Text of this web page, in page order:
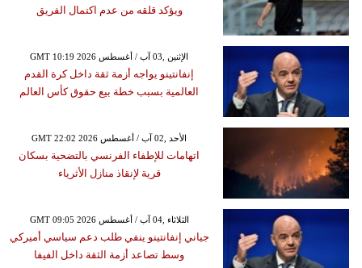
ويؤكد قلقه من عدم اكتمال الفريق
GMT 10:19 2026 الإثنين ,03 آب / أغسطس
إنفانتينو يواجه أزمة ثقة داخل كرة القدم
العالمية بسبب خطة بيع حقوق كأس العالم
GMT 22:02 2026 الأحد ,02 آب / أغسطس
اتهامات للإطفاء الفرنسي بالتضحية بسكان
قرية لإنقاذ منازل الأثرياء
GMT 09:05 2026 الثلاثاء ,04 آب / أغسطس
جياني إنفانتينو ينفي طلب دعم سياسي أميركي
وسط تصاعد أزمة الثقة داخل الفيفا